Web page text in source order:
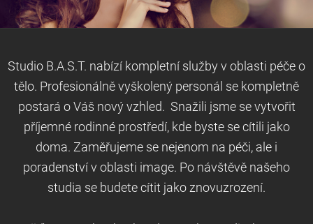
Studio B.A.S.T. nabízí kompletní služby v oblasti péče o
tělo. Profesionálně vyškolený personál se kompletně
postará o Váš nový vzhled. Snažili jsme se vytvořit
příjemné rodinné prostředí, kde byste se cítili jako
doma. Zaměřujeme se nejenom na péči, ale i
poradenství v oblasti image. Po návštěvě našeho
studia se budete cítit jako znovuzrození.